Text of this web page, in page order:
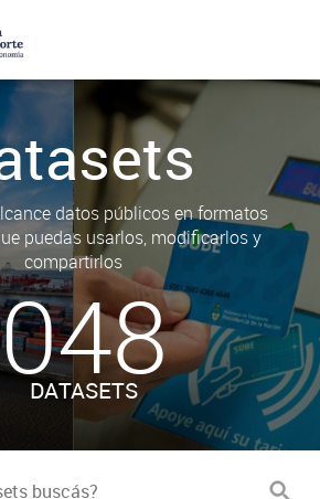
datos públicos en formatos
puedas usarlos, modificarlos y
compartirlos
048
DATASETS